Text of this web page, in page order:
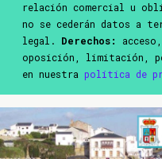
relación comercial u
no se cederán datos a
legal. Derechos:
oposición, limitación,
en nuestra política de